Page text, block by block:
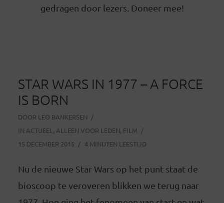
gedragen door lezers. Doneer mee!
STAR WARS IN 1977 – A FORCE
IS BORN
DOOR LEO BANKERSEN
IN ACTUEEL , ALLEEN VOOR LEDEN, FILM
15 DECEMBER 2015
4 MINUTEN LEESTIJD
Nu de nieuwe Star Wars op het punt staat de
bioscoop te veroveren blikken we terug naar